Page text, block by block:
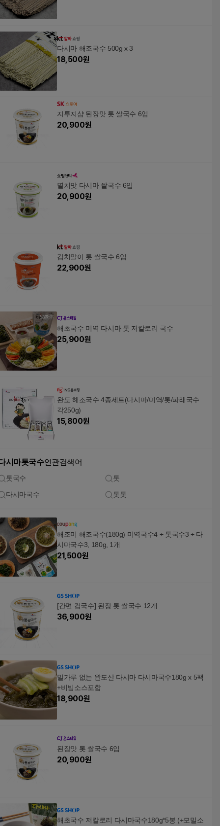
다시마 해조국수 500g x 3
18,500원
지투지샵 된장맛 톳 쌀국수 6입
20,900원
멸치맛 다시마 쌀국수 6입
20,900원
김치말이 톳 쌀국수 6입
22,900원
해초국수 미역 다시마 톳 저칼로리 국수
25,900원
완도 해조국수 4종세트(다시마/미역/톳/파래국수
각250g)
15,800원
시마톳국수연관검색어
톳국수 톳
다시마국수 톳톳
해조미 해조국수(180g) 미역국수4 + 톳국수3 + 다
시마국수3, 180g, 1개
21,500원
[간편 컵국수] 된장 톳 쌀국수 12개
36,900원
밀가루 없는 완도산 다시마 다시마국수180g x 5팩
+비빔소스포함
18,900원
된장맛 톳 쌀국수 6입
20,900원
해초국수 저칼로리 다시마국수180g*5봉 (+모밀소